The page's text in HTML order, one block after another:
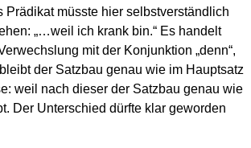
Prädikat müsste hier selbstverständlich
„…weil ich krank bin.“ Es handelt
mit der Konjunktion „denn“,
der Satzbau genau wie im Hauptsatz
weil nach dieser der Satzbau genau wie
Der Unterschied dürfte klar geworden